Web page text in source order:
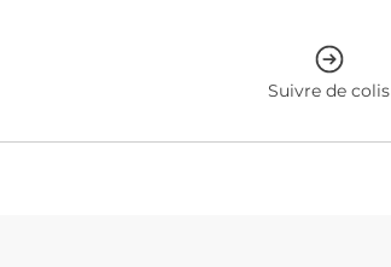
Suivre de colis